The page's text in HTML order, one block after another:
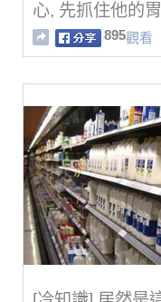
心, 先抓住他的
895觀看